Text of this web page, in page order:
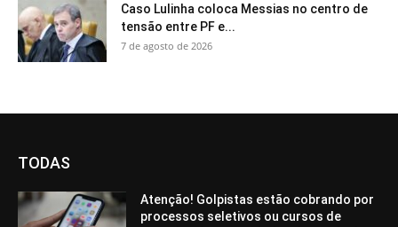
Caso Lulinha coloca Messias no centro de
tensão entre PF e...
7 de agosto de 2026
TODAS
Atenção! Golpistas estão cobrando por
processos seletivos ou cursos de